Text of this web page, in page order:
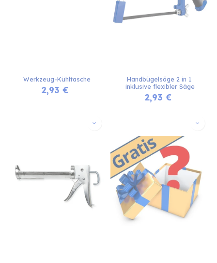
Werkzeug-Kühltasche
2,93 €
Handbügelsäge 2 in 1
inklusive flexibler Säge
2,93 €